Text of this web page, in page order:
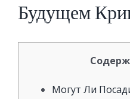
Будущем
Могут Ли